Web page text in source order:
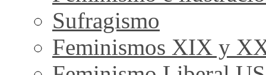
Sufragismo
Feminismos XIX y